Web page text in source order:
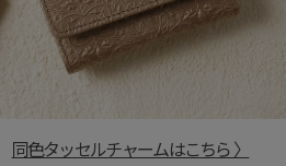
同色タッセルチャームはこちら 〉